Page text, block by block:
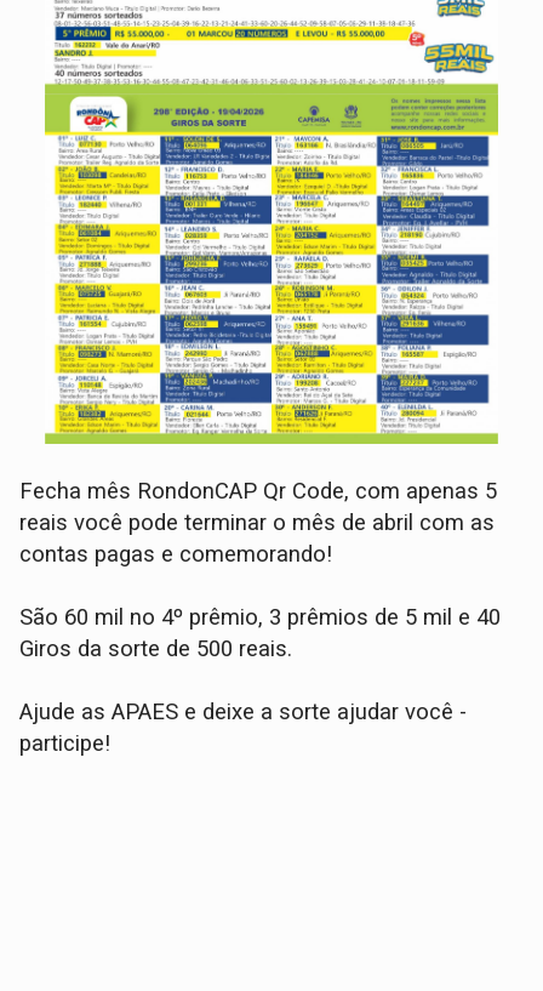
Fecha mês RondonCAP Qr Code, com apenas 5
reais você pode terminar o mês de abril com as
contas pagas e comemorando!
São 60 mil no 4º prêmio, 3 prêmios de 5 mil e 40
Giros da sorte de 500 reais.
Ajude as APAES e deixe a sorte ajudar você -
participe!